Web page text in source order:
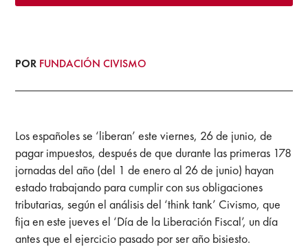
POR FUNDACIÓN CIVISMO
Los españoles se ‘liberan’ este viernes, 26 de junio, de
pagar impuestos, después de que durante las primeras 178
jornadas del año (del 1 de enero al 26 de junio) hayan
estado trabajando para cumplir con sus obligaciones
tributarias, según el análisis del ‘think tank’ Civismo, que
fija en este jueves el ‘Día de la Liberación Fiscal’, un día
antes que el ejercicio pasado por ser año bisiesto.